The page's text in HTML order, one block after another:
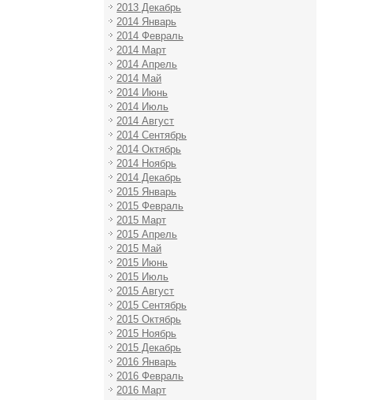
2013 Декабрь
2014 Январь
2014 Февраль
2014 Март
2014 Апрель
2014 Май
2014 Июнь
2014 Июль
2014 Август
2014 Сентябрь
2014 Октябрь
2014 Ноябрь
2014 Декабрь
2015 Январь
2015 Февраль
2015 Март
2015 Апрель
2015 Май
2015 Июнь
2015 Июль
2015 Август
2015 Сентябрь
2015 Октябрь
2015 Ноябрь
2015 Декабрь
2016 Январь
2016 Февраль
2016 Март